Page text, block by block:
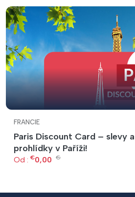
FRANCIE
Paris Discount Card – slevy
prohlídky v Paříži!
Od : €0,00 €